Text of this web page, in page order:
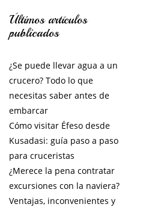
Últimos artículos
publicados
¿Se puede llevar agua a un
crucero? Todo lo que
necesitas saber antes de
embarcar
Cómo visitar Éfeso desde
Kusadasi: guía paso a paso
para cruceristas
¿Merece la pena contratar
excursiones con la naviera?
Ventajas, inconvenientes y